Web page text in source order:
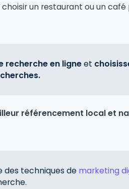
un restaurant ou un
recherche en ligneet
référencement local et
des techniques de marketing